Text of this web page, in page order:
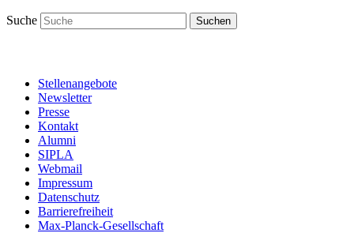
Suche
Stellenangebote
Newsletter
Presse
Kontakt
Alumni
SIPLA
Webmail
Impressum
Datenschutz
Barrierefreiheit
Max-Planck-Gesellschaft